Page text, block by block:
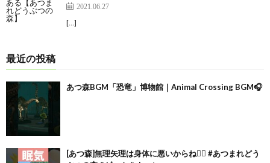
2021.06.27
[…]
最近の投稿
あつ森BGM「恐竜」博物館｜Animal Crossing BGM🎧
[あつ森]無理矢理は身体に悪いからね🙂‍↕️ #あつまれどう